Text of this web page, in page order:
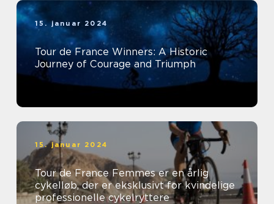
15. januar 2024
Tour de France Winners: A Historic
Journey of Courage and Triumph
15. januar 2024
Tour de France Femmes er en årlig
cykelløb, der er eksklusivt for kvindelige
professionelle cykelryttere